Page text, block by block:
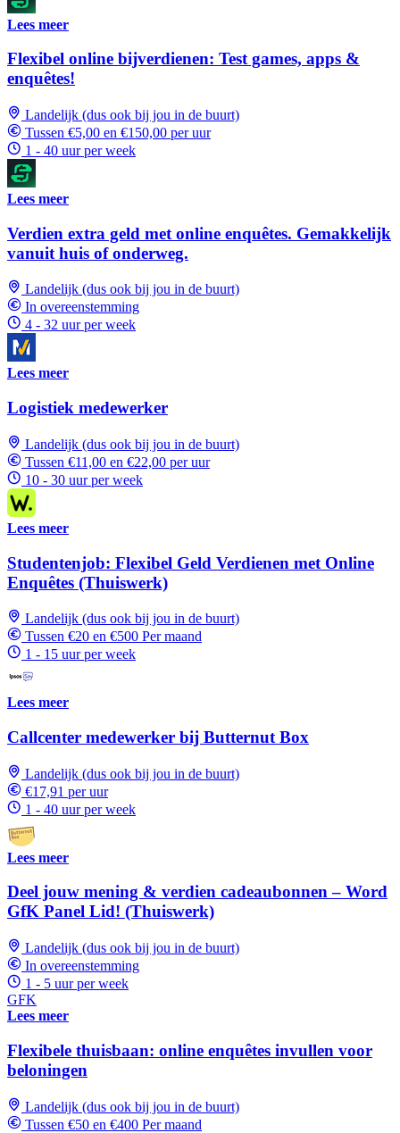
Lees meer
Flexibel online bijverdienen: Test games, apps &
enquêtes!
Landelijk (dus ook bij jou in de buurt)
Tussen €5,00 en €150,00 per uur
1 - 40 uur per week
Lees meer
Verdien extra geld met online enquêtes. Gemakkelijk
vanuit huis of onderweg.
Landelijk (dus ook bij jou in de buurt)
In overeenstemming
4 - 32 uur per week
Lees meer
Logistiek medewerker
Landelijk (dus ook bij jou in de buurt)
Tussen €11,00 en €22,00 per uur
10 - 30 uur per week
Lees meer
Studentenjob: Flexibel Geld Verdienen met Online
Enquêtes (Thuiswerk)
Landelijk (dus ook bij jou in de buurt)
Tussen €20 en €500 Per maand
1 - 15 uur per week
Lees meer
Callcenter medewerker bij Butternut Box
Landelijk (dus ook bij jou in de buurt)
€17,91 per uur
1 - 40 uur per week
Lees meer
Deel jouw mening & verdien cadeaubonnen – Word
GfK Panel Lid! (Thuiswerk)
Landelijk (dus ook bij jou in de buurt)
In overeenstemming
1 - 5 uur per week
GFK
Lees meer
Flexibele thuisbaan: online enquêtes invullen voor
beloningen
Landelijk (dus ook bij jou in de buurt)
Tussen €50 en €400 Per maand